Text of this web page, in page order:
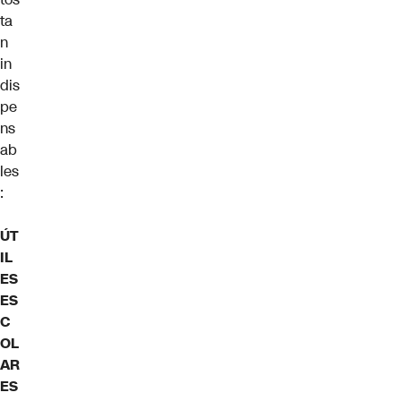
ta
n
in
dis
pe
ns
ab
les
:
ÚT
IL
ES
ES
C
OL
AR
ES